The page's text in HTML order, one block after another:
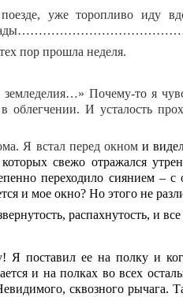
уже торопливо иду
прошла неделя.
Почему-то я
в облегчении. И усталость
Я встал перед окноми
свежо отражался
переходило сиянием –
и мое окно? Но этого не
распахнутость, и
Я поставил ее на полку и
и на полках во всех
сквозного рычага.